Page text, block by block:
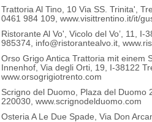
Trattoria Al Tino, 10 Via SS. Trinita',
0461 984 109, www.visittrentino.it/it/
Ristorante Al Vo', Vicolo del Vo’, 11, I-
985374, info@ristorantealvo.it,
Orso Grigo Antica Trattoria mit einem
Innenhof, Via degli Orti, 19, I-38122
www.orsogrigiotrento.com
Scrigno del Duomo, Plaza del Duomo
220030, www.scrignodelduomo.com
Osteria A Le Due Spade, Via Don